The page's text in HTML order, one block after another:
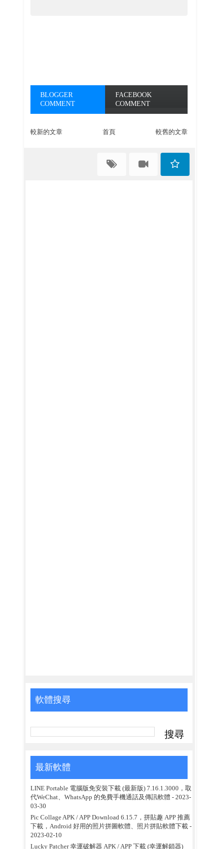
BLOGGER
COMMENT
FACEBOOK
COMMENT
較新的文章 較舊的文章
首頁
軟體搜尋
最新軟體
LINE Portable 電腦版免安裝下載 (最新版) 7.16.1.3000，取
代WeChat、WhatsApp 的免費手機通話及傳訊軟體 - 2023-
03-30
Pic Collage APK / APP Download 6.15.7，拼貼趣 APP 推薦
下載，Android 好用的照片拼圖軟體、照片拼貼軟體下載-
2023-02-10
Lucky Patcher 幸運破解器 APK / APP 下載 (幸運解鎖器)